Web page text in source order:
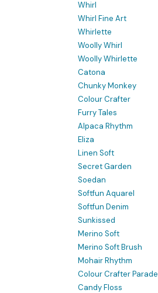
Whirl
Whirl Fine Art
Whirlette
Woolly Whirl
Woolly Whirlette
Catona
Chunky Monkey
Colour Crafter
Furry Tales
Alpaca Rhythm
Eliza
Linen Soft
Secret Garden
Soedan
Softfun Aquarel
Softfun Denim
Sunkissed
Merino Soft
Merino Soft Brush
Mohair Rhythm
Colour Crafter Parade
Candy Floss